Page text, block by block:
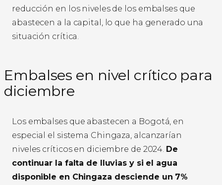
reducción en los niveles de los embalses que
abastecen a la capital, lo que ha generado una
situación crítica.
Embalses en nivel crítico para
diciembre
Los embalses que abastecen a Bogotá, en
especial el sistema Chingaza, alcanzarían
niveles críticos en diciembre de 2024. De
continuar la falta de lluvias y si el agua
disponible en Chingaza desciende un 7%